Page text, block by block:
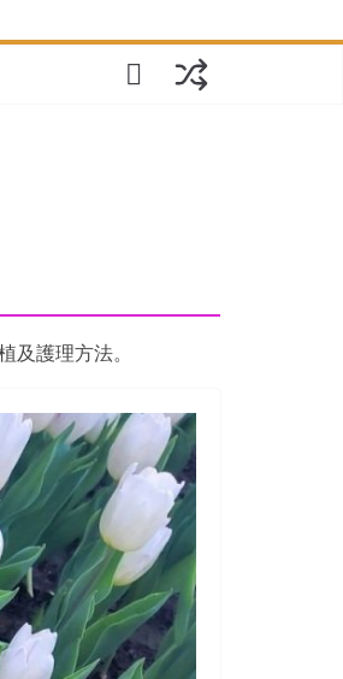
護理方法。
港常見樹木嗎？或分享您的照片、經驗在